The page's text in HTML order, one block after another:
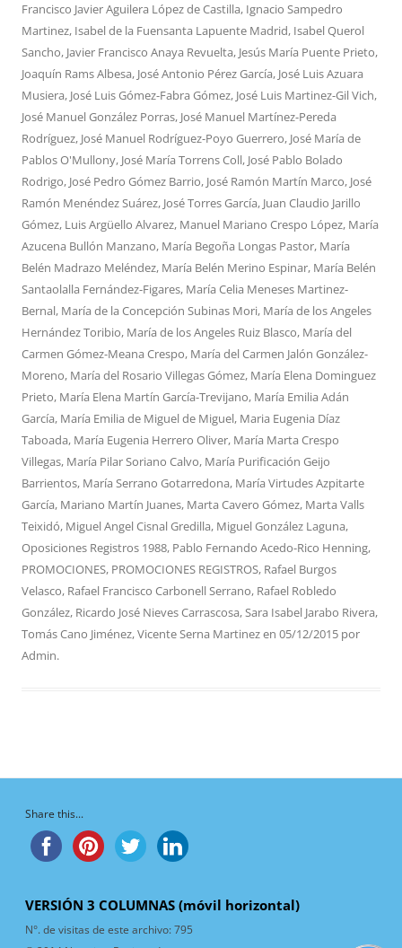
Francisco Javier Aguilera López de Castilla, Ignacio Sampedro
Martinez, Isabel de la Fuensanta Lapuente Madrid, Isabel Querol
Sancho, Javier Francisco Anaya Revuelta, Jesús María Puente Prieto,
Joaquín Rams Albesa, José Antonio Pérez García, José Luis Azuara
Musiera, José Luis Gómez-Fabra Gómez, José Luis Martinez-Gil Vich,
José Manuel González Porras, José Manuel Martínez-Pereda
Rodríguez, José Manuel Rodríguez-Poyo Guerrero, José María de
Pablos O'Mullony, José María Torrens Coll, José Pablo Bolado
Rodrigo, José Pedro Gómez Barrio, José Ramón Martín Marco, José
Ramón Menéndez Suárez, José Torres García, Juan Claudio Jarillo
Gómez, Luis Argüello Alvarez, Manuel Mariano Crespo López, María
Azucena Bullón Manzano, María Begoña Longas Pastor, María
Belén Madrazo Meléndez, María Belén Merino Espinar, María Belén
Santaolalla Fernández-Figares, María Celia Meneses Martinez-
Bernal, María de la Concepción Subinas Mori, María de los Angeles
Hernández Toribio, María de los Angeles Ruiz Blasco, María del
Carmen Gómez-Meana Crespo, María del Carmen Jalón González-
Moreno, María del Rosario Villegas Gómez, María Elena Dominguez
Prieto, María Elena Martín García-Trevijano, María Emilia Adán
García, María Emilia de Miguel de Miguel, Maria Eugenia Díaz
Taboada, María Eugenia Herrero Oliver, María Marta Crespo
Villegas, María Pilar Soriano Calvo, María Purificación Geijo
Barrientos, María Serrano Gotarredona, María Virtudes Azpitarte
García, Mariano Martín Juanes, Marta Cavero Gómez, Marta Valls
Teixidó, Miguel Angel Cisnal Gredilla, Miguel González Laguna,
Oposiciones Registros 1988, Pablo Fernando Acedo-Rico Henning,
PROMOCIONES, PROMOCIONES REGISTROS, Rafael Burgos
Velasco, Rafael Francisco Carbonell Serrano, Rafael Robledo
González, Ricardo José Nieves Carrascosa,Sara Isabel Jarabo Rivera,
Tomás Cano Jiménez,Vicente Serna Martinezen 05/12/2015 por
Admin.
Share this...
VERSIÓN 3 COLUMNAS (móvil horizontal)
N°. de visitas de este archivo:795